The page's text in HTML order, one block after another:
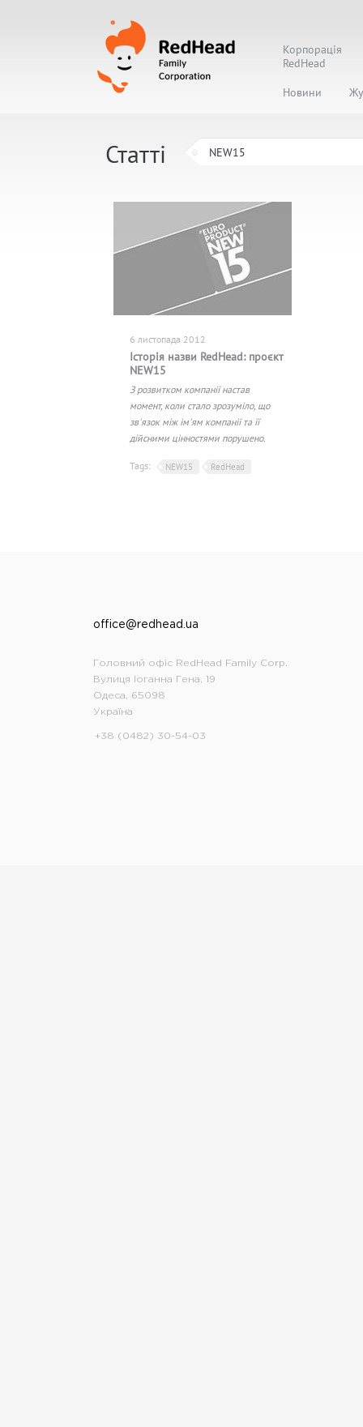
Корпорація
RedHead
Новини
Статті
6 листопада 2012
Історія назви RedHead: проєкт
NEW15
З розвитком компанії настав
момент, коли стало зрозуміло, що
зв'язок між ім'ям компанії та її
дійсними цінностями порушено.
Tags: NEW15 RedHead
office@redhead.ua
Головний офіс RedHead Family Corp.
Вулиця Іоганна Гена, 19
Одеса, 65098
Україна
+38 (0482) 30-54-03